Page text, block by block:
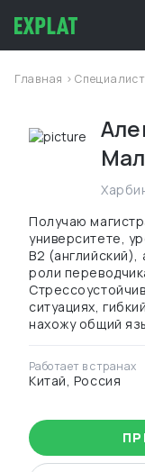
Главная >
Получаю
университете,
B2 (английский),
роли
ситуациях,
нахожу общий
Работает в странах
Китай, Россия